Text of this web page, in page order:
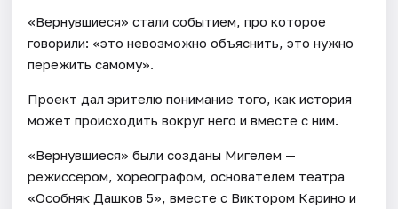
«Вернувшиеся» стали событием, про которое
говорили: «это невозможно объяснить, это нужно
пережить самому».
Проект дал зрителю понимание того, как история
может происходить вокруг него и вместе с ним.
«Вернувшиеся» были созданы Мигелем —
режиссёром, хореографом, основателем театра
«Особняк Дашков 5», вместе с Виктором Карино и